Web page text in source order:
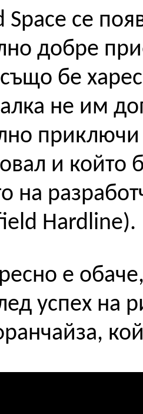
Space се
добре
също бе
не им
приключи
и който
на
Hardline).
е
успех на